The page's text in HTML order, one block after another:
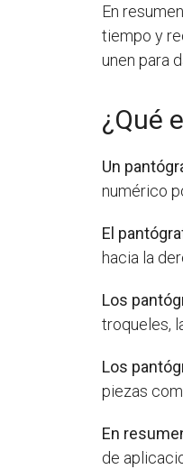
En
tiempo y
unen para
¿Qué
Un
numérico
El
hacia la
Los
troqueles,
Los
piezas
En
de